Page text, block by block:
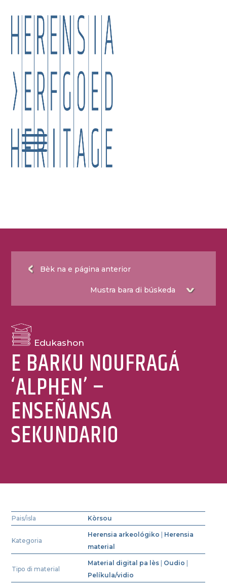
Bèk na e página anterior
Edukashon
E BARKU NOUFRAGÁ
‘ALPHEN’ –
ENSEÑANSA
SEKUNDARIO
Pais/isla Kòrsou
Kategoria
Herensia arkeológiko
Herensia
material
Tipo di material
Material digital pa lès Oudio
Pelíkula/vidio